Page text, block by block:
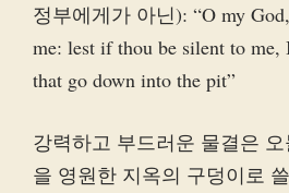
정부에게가 아닌): “O my
me: lest if thou be silent to me,
that go down into the pit”
강력하고 부드러운 물결은
을 영원한 지옥의 구덩이로